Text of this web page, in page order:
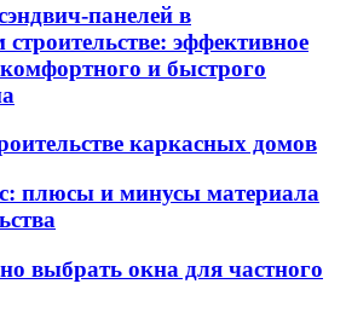
панелей в
эффективное
и быстрого
каркасных домов
плюсы и минусы материала
выбрать окна для частного